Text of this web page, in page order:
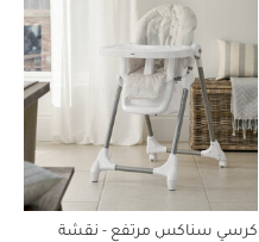
كرسي سناكس مرتفع - نقشة